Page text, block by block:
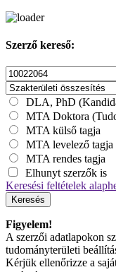
Szerző kereső:
DLA, PhD
MTA Doktora
MTA külső tagja
MTA levelező tagja
MTA rendes tagja
Elhunyt szerzők is
Keresési feltételek
Keresés
Figyelem!
A szerzői adatlapokon
tudományterületi
Kérjük ellenőrizze a